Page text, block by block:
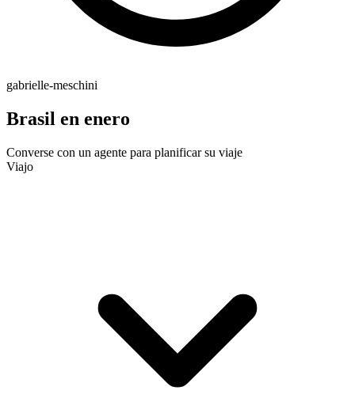
gabrielle-meschini
Brasil en enero
Converse con un agente para planificar su viaje
Viajo